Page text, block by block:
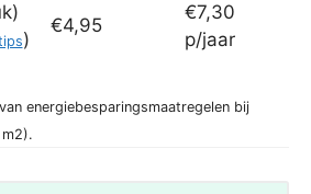
)
€4,95
€7,30
p/jaar
energiebesparingsmaatregelen bij